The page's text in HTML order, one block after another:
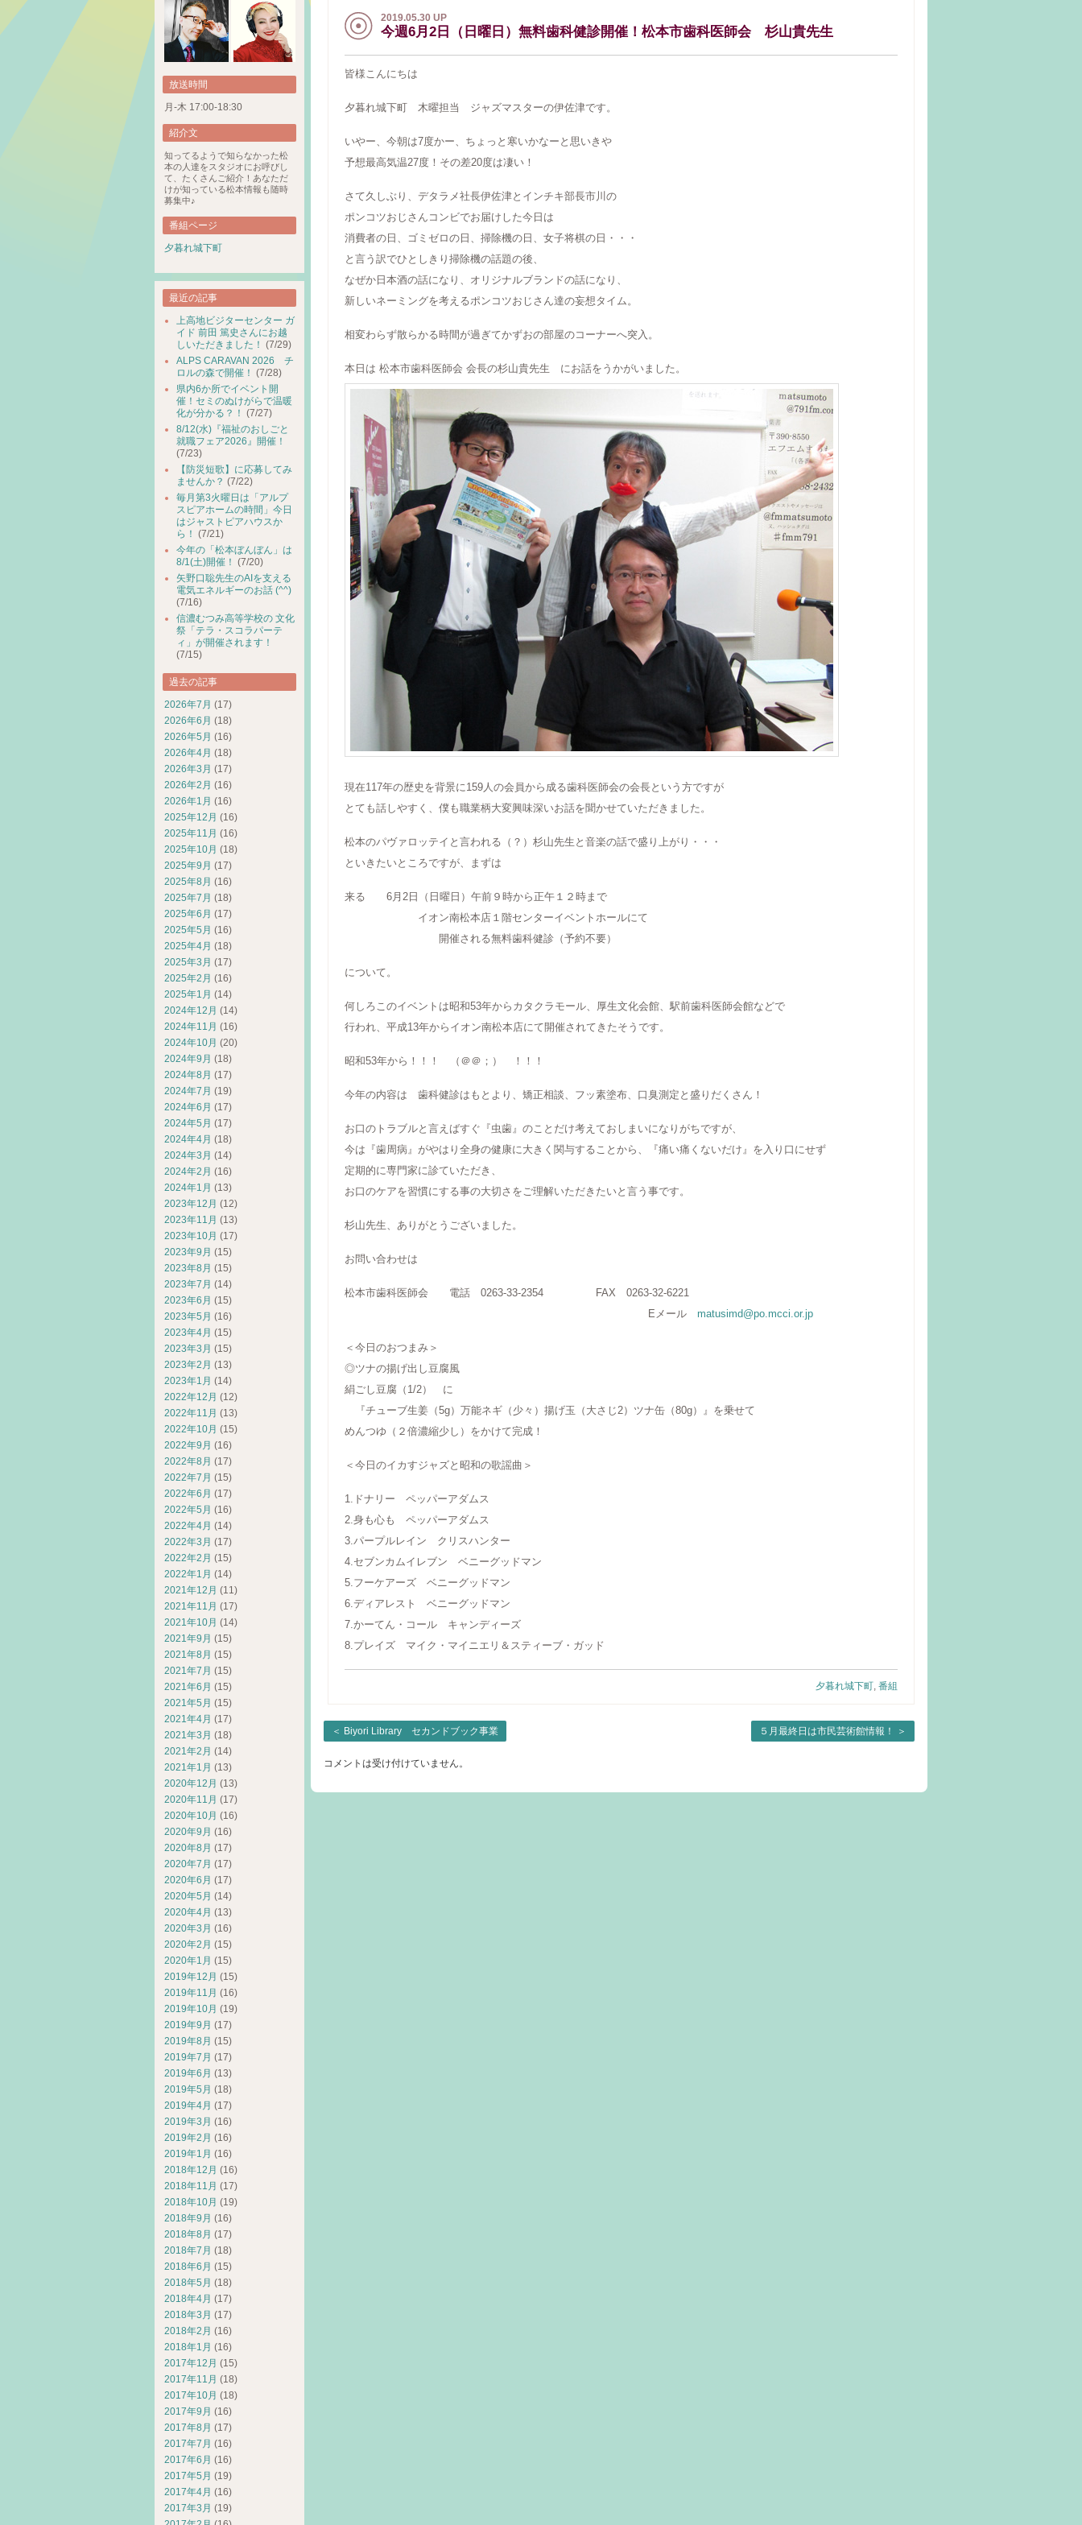
2019.05.30 UP
今週6月2日（日曜日）無料歯科健診開催！松本市歯科医師会 杉山貴先生
皆様こんにちは
夕暮れ城下町 木曜担当 ジャズマスターの伊佐津です。
いやー、今朝は7度かー、ちょっと寒いかなーと思いきや
予想最高気温27度！その差20度は凄い！
さて久しぶり、デタラメ社長伊佐津とインチキ部長市川の
ポンコツおじさんコンビでお届けした今日は
消費者の日、ゴミゼロの日、掃除機の日、女子将棋の日・・・
と言う訳でひとしきり掃除機の話題の後、
なぜか日本酒の話になり、オリジナルブランドの話になり、
新しいネーミングを考えるポンコツおじさん達の妄想タイム。
相変わらず散らかる時間が過ぎてかずおの部屋のコーナーへ突入。
本日は 松本市歯科医師会 会長の杉山貴先生 にお話をうかがいました。
現在117年の歴史を背景に159人の会員から成る歯科医師会の会長という方ですが
とても話しやすく、僕も職業柄大変興味深いお話を聞かせていただきました。
松本のパヴァロッテイと言われる（？）杉山先生と音楽の話で盛り上がり・・・
といきたいところですが、まずは
来る 6月2日（日曜日）午前９時から正午１２時まで
イオン南松本店１階センターイベントホールにて
開催される無料歯科健診（予約不要）
について。
何しろこのイベントは昭和53年からカタクラモール、厚生文化会館、駅前歯科医師会館などで
行われ、平成13年からイオン南松本店にて開催されてきたそうです。
昭和53年から！！！ （＠＠；） ！！！
今年の内容は 歯科健診はもとより、矯正相談、フッ素塗布、口臭測定と盛りだくさん！
お口のトラブルと言えばすぐ『虫歯』のことだけ考えておしまいになりがちですが、
今は『歯周病』がやはり全身の健康に大きく関与することから、『痛い痛くないだけ』を入り口にせず
定期的に専門家に診ていただき、
お口のケアを習慣にする事の大切さをご理解いただきたいと言う事です。
杉山先生、ありがとうございました。
お問い合わせは
松本市歯科医師会 電話 0263-33-2354 FAX 0263-32-6221
Eメール matusimd@po.mcci.or.jp
＜今日のおつまみ＞
◎ツナの揚げ出し豆腐風
絹ごし豆腐（1/2） に
『チューブ生姜（5g）万能ネギ（少々）揚げ玉（大さじ2）ツナ缶（80g）』を乗せて
めんつゆ（２倍濃縮少し）をかけて完成！
＜今日のイカすジャズと昭和の歌謡曲＞
1.ドナリー ペッパーアダムス
2.身も心も ペッパーアダムス
3.パープルレイン クリスハンター
4.セブンカムイレブン ベニーグッドマン
5.フーケアーズ ベニーグッドマン
6.ディアレスト ベニーグッドマン
7.かーてん・コール キャンディーズ
8.プレイズ マイク・マイニエリ＆スティーブ・ガッド
夕暮れ城下町, 番組
＜ Biyori Library セカンドブック事業 ５月最終日は市民芸術館情報！ ＞
コメントは受け付けていません。
放送時間
月-木 17:00-18:30
紹介文
知ってるようで知らなかった松
本の人達をスタジオにお呼びし
て、たくさんご紹介！あなただ
けが知っている松本情報も随時
募集中♪
番組ページ
夕暮れ城下町
最近の記事
上高地ビジターセンター ガ
イド 前田 篤史さんにお越
しいただきました！ (7/29)
ALPS CARAVAN 2026 チ
ロルの森で開催！ (7/28)
県内6か所でイベント開
催！セミのぬけがらで温暖
化が分かる？！ (7/27)
8/12(水)『福祉のおしごと
就職フェア2026』開催！
(7/23)
【防災短歌】に応募してみ
ませんか？ (7/22)
毎月第3火曜日は「アルプ
スピアホームの時間」今日
はジャストピアハウスか
ら！ (7/21)
今年の「松本ぼんぼん」は
8/1(土)開催！ (7/20)
矢野口聡先生のAIを支える
電気エネルギーのお話 (^^)
(7/16)
信濃むつみ高等学校の 文化
祭「テラ・スコラパーテ
ィ」が開催されます！
(7/15)
過去の記事
2026年7月 (17)
2026年6月 (18)
2026年5月 (16)
2026年4月 (18)
2026年3月 (17)
2026年2月 (16)
2026年1月 (16)
2025年12月 (16)
2025年11月 (16)
2025年10月 (18)
2025年9月 (17)
2025年8月 (16)
2025年7月 (18)
2025年6月 (17)
2025年5月 (16)
2025年4月 (18)
2025年3月 (17)
2025年2月 (16)
2025年1月 (14)
2024年12月 (14)
2024年11月 (16)
2024年10月 (20)
2024年9月 (18)
2024年8月 (17)
2024年7月 (19)
2024年6月 (17)
2024年5月 (17)
2024年4月 (18)
2024年3月 (14)
2024年2月 (16)
2024年1月 (13)
2023年12月 (12)
2023年11月 (13)
2023年10月 (17)
2023年9月 (15)
2023年8月 (15)
2023年7月 (14)
2023年6月 (15)
2023年5月 (16)
2023年4月 (15)
2023年3月 (15)
2023年2月 (13)
2023年1月 (14)
2022年12月 (12)
2022年11月 (13)
2022年10月 (15)
2022年9月 (16)
2022年8月 (17)
2022年7月 (15)
2022年6月 (17)
2022年5月 (16)
2022年4月 (14)
2022年3月 (17)
2022年2月 (15)
2022年1月 (14)
2021年12月 (11)
2021年11月 (17)
2021年10月 (14)
2021年9月 (15)
2021年8月 (15)
2021年7月 (15)
2021年6月 (15)
2021年5月 (15)
2021年4月 (17)
2021年3月 (18)
2021年2月 (14)
2021年1月 (13)
2020年12月 (13)
2020年11月 (17)
2020年10月 (16)
2020年9月 (16)
2020年8月 (17)
2020年7月 (17)
2020年6月 (17)
2020年5月 (14)
2020年4月 (13)
2020年3月 (16)
2020年2月 (15)
2020年1月 (15)
2019年12月 (15)
2019年11月 (16)
2019年10月 (19)
2019年9月 (17)
2019年8月 (15)
2019年7月 (17)
2019年6月 (13)
2019年5月 (18)
2019年4月 (17)
2019年3月 (16)
2019年2月 (16)
2019年1月 (16)
2018年12月 (16)
2018年11月 (17)
2018年10月 (19)
2018年9月 (16)
2018年8月 (17)
2018年7月 (18)
2018年6月 (15)
2018年5月 (18)
2018年4月 (17)
2018年3月 (17)
2018年2月 (16)
2018年1月 (16)
2017年12月 (15)
2017年11月 (18)
2017年10月 (18)
2017年9月 (16)
2017年8月 (17)
2017年7月 (16)
2017年6月 (16)
2017年5月 (19)
2017年4月 (16)
2017年3月 (19)